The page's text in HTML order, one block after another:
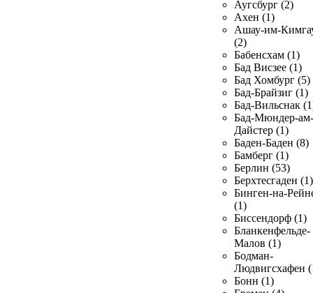
Аугсбург (2)
Ахен (1)
Ашау-им-
(2)
Бабенсхам (1)
Бад Висзее (1)
Бад Хомбург (5)
Бад-Брайзиг (1)
Бад-Вильснак
Бад-Мюндер-ам-
Дайстер (1)
Баден-Баден (8)
Бамберг (1)
Берлин (53)
Берхтесгаден (1)
Бинген-на-
(1)
Биссендорф (1)
Бланкенфельде-
Малов (1)
Бодман-
Людвигсхафен
Бонн (1)